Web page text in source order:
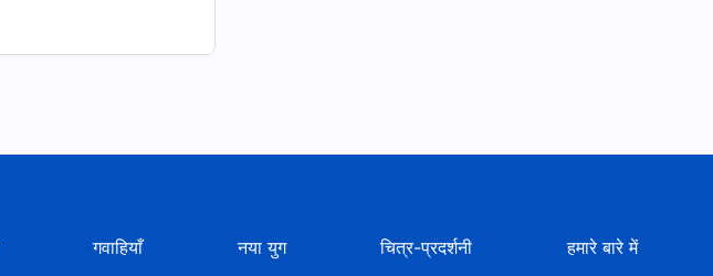
गवाहियाँ नया युग चित्र-प्रदर्शनी हमारे बारे में